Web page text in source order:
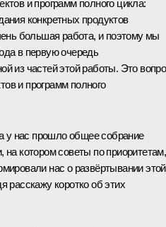
и программ полного цикла:
конкретных продуктов
большая работа, и поэтому мы
в первую очередь
из частей этой работы. Это
и программ полного
у нас прошло общее собрание
на котором советы по приоритетам,
нас о развёртывании этой
расскажу коротко об этих